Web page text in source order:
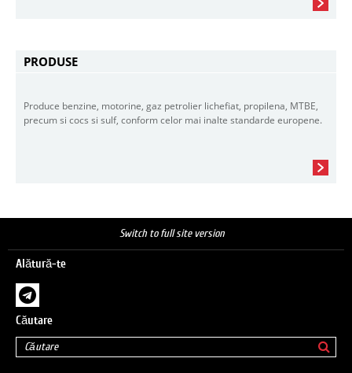
PRODUSE
Produce benzine, motorine, gaz petrolier lichefiat, propilena, MTBE,
precum si cocs si sulf, conform celor mai inalte standarde europene.
Switch to full site version
Alătură-te
Căutare